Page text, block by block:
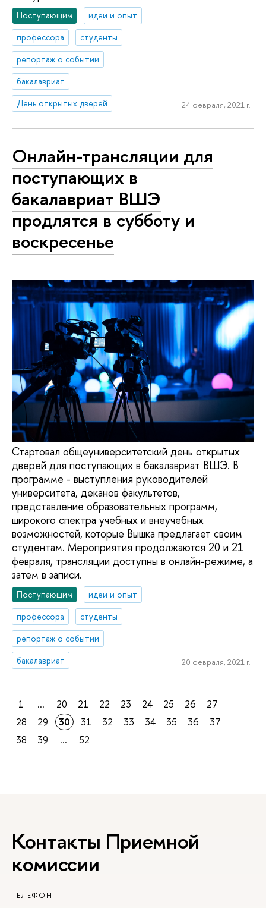
Поступающим
идеи и опыт
профессора
студенты
репортаж о событии
бакалавриат
День открытых дверей
24 февраля, 2021 г.
Онлайн-трансляции для
поступающих в
бакалавриат ВШЭ
продлятся в субботу и
воскресенье
Стартовал общеуниверситетский день открытых
дверей для поступающих в бакалавриат ВШЭ. В
программе - выступления руководителей
университета, деканов факультетов,
представление образовательных программ,
широкого спектра учебных и внеучебных
возможностей, которые Вышка предлагает своим
студентам. Мероприятия продолжаются 20 и 21
февраля, трансляции доступны в онлайн-режиме, а
затем в записи.
Поступающим
идеи и опыт
профессора
студенты
репортаж о событии
бакалавриат
20 февраля, 2021 г.
1 ... 20 21 22 23 24 25 26
27
28
29 30 31 32 33 34 35 36
37
38
39 ... 52
Контакты Приемной
комиссии
ТЕЛЕФОН